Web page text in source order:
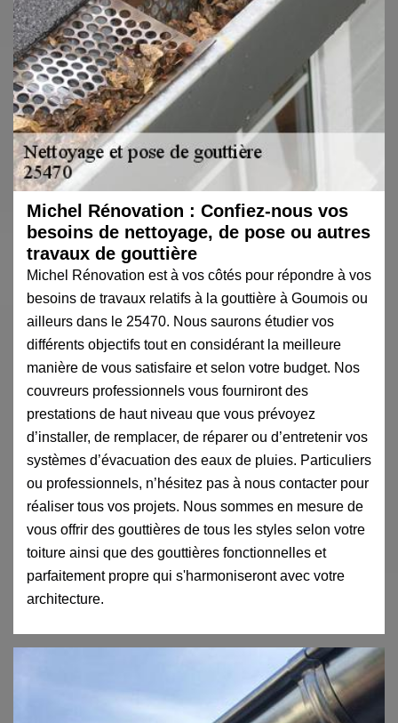
Michel Rénovation : Confiez-nous vos
besoins de nettoyage, de pose ou autres
travaux de gouttière
Michel Rénovation est à vos côtés pour répondre à vos
besoins de travaux relatifs à la gouttière à Goumois ou
ailleurs dans le 25470. Nous saurons étudier vos
différents objectifs tout en considérant la meilleure
manière de vous satisfaire et selon votre budget. Nos
couvreurs professionnels vous fourniront des
prestations de haut niveau que vous prévoyez
d’installer, de remplacer, de réparer ou d’entretenir vos
systèmes d’évacuation des eaux de pluies. Particuliers
ou professionnels, n’hésitez pas à nous contacter pour
réaliser tous vos projets. Nous sommes en mesure de
vous offrir des gouttières de tous les styles selon votre
toiture ainsi que des gouttières fonctionnelles et
parfaitement propre qui s'harmoniseront avec votre
architecture.